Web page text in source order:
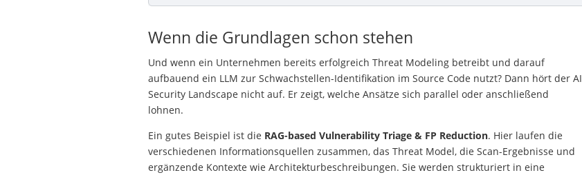
Wenn die Grundlagen schon stehen
Und wenn ein Unternehmen bereits erfolgreich Threat Modeling betreibt und darauf
aufbauend ein LLM zur Schwachstellen-Identifikation im Source Code nutzt? Dann hört der AI
Security Landscape nicht auf. Er zeigt, welche Ansätze sich parallel oder anschließend
lohnen.
Ein gutes Beispiel ist die RAG-based Vulnerability Triage & FP Reduction. Hier laufen die
verschiedenen Informationsquellen zusammen, das Threat Model, die Scan-Ergebnisse und
ergänzende Kontexte wie Architekturbeschreibungen. Sie werden strukturiert in eine